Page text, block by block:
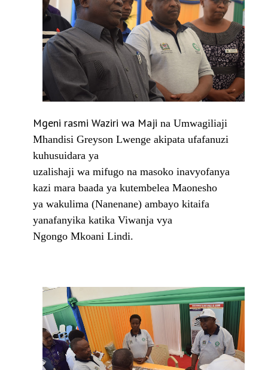
Mgeni rasmi Waziri wa Maji na Umwagiliaji
Mhandisi Greyson Lwenge akipata ufafanuzi
kuhusuidara ya
uzalishaji wa mifugo na masoko inavyofanya
kazi mara baada ya kutembelea Maonesho
ya wakulima (Nanenane) ambayo kitaifa
yanafanyika katika Viwanja vya
Ngongo Mkoani Lindi.